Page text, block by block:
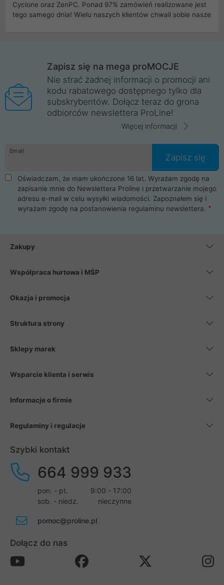
Cyclone oraz ZenPC. Ponad 97% zamówień realizowane jest
tego samego dnia! Wielu naszych klientów chwali sobie nasze
Wrocław, Poznań, Legnica, Katowice, Gliwice, Kalisz, Bytom,
Trzebnica, Opole. Szybka i profesjonalna obsługa!
ProLine to polska firma ze 100% polskim kapitałem. Działamy
legalnie i płacimy podatki w naszym kraju! Posiadamy siedzibę
główną w Mirkowie oraz salony na terenie kraju. Cała
komunikacja ze sklepem komputerowym ProLine jest
danych osobowych. Dlatego zakup notebooka albo laptopa w
ProLine to czysta przyjemność i pełne bezpieczeństwo.
Zaopatrzysz się u nas w akcesoria i części komputerowe
takie jak procesory, karty graficzne, płyty główne, pamięci,
dyski SSD, M.2 oraz HDD. Nasi pracownicy pomogą Ci wybrać
najlepszy zasilacz komputerowy oraz obudowę do komputera.
Poza komputerami mamy również najlepsze na rynku
Smartfony takich producentów jak Xiaomi, Apple, Samsung i
wentylatory. Na koniec mając już to wszystko, możesz
Zapisz się na mega proMOCJE
Nie strać żadnej informacji o promocji ani
kodu rabatowego dostępnego tylko dla
subskrybentów. Dołącz teraz do grona
odbiorców newslettera ProLine!
Więcej informacji
Email
Zapisz się
Oświadczam, że mam ukończone 16 lat. Wyrażam zgodę na
zapisanie mnie do Newslettera Proline i przetwarzanie mojego
adresu e-mail w celu wysyłki wiadomości. Zapoznałem się i
wyrażam zgodę na postanowienia regulaminu newslettera.
Zakupy
Współpraca hurtowa i MŚP
Okazja i promocja
Struktura strony
Sklepy marek
Wsparcie klienta i serwis
Informacje o firmie
Regulaminy i regulacje
Szybki kontakt
664 999 933
pon. - pt.
9:00 - 17:00
sob. - niedz.
nieczynne
pomoc@proline.pl
Dołącz do nas